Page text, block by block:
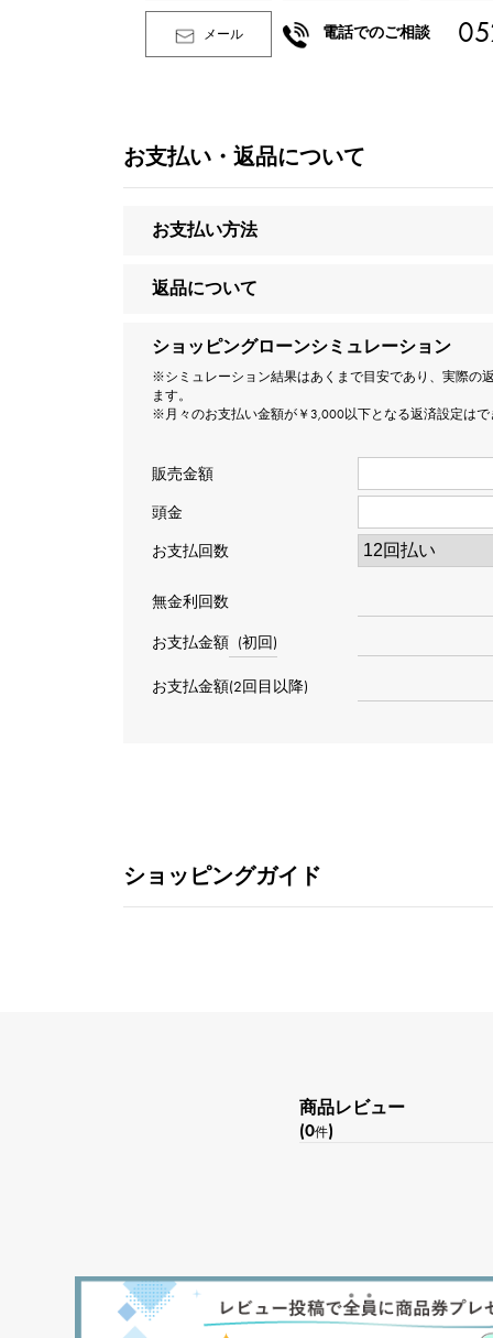
メール 電話でのご相談
お支払い・返品について
お支払い方法
返品について
ショッピングローンシミュレーション
※シミュレーション結果はあくまで目安であり、実際の
ます。
※月々のお支払い金額が￥3,000以下となる返済設定はで
販売金額
頭金
お支払回数
無金利回数
お支払金額 (初回)
お支払金額(2回目以降)
ショッピングガイド
商品レビュー
(0件)